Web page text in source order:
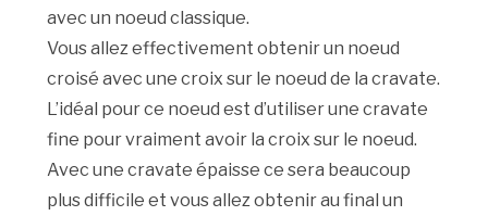
avec un noeud classique.
Vous allez effectivement obtenir un noeud
croisé avec une croix sur le noeud de la cravate.
L’idéal pour ce noeud est d’utiliser une cravate
fine pour vraiment avoir la croix sur le noeud.
Avec une cravate épaisse ce sera beaucoup
plus difficile et vous allez obtenir au final un